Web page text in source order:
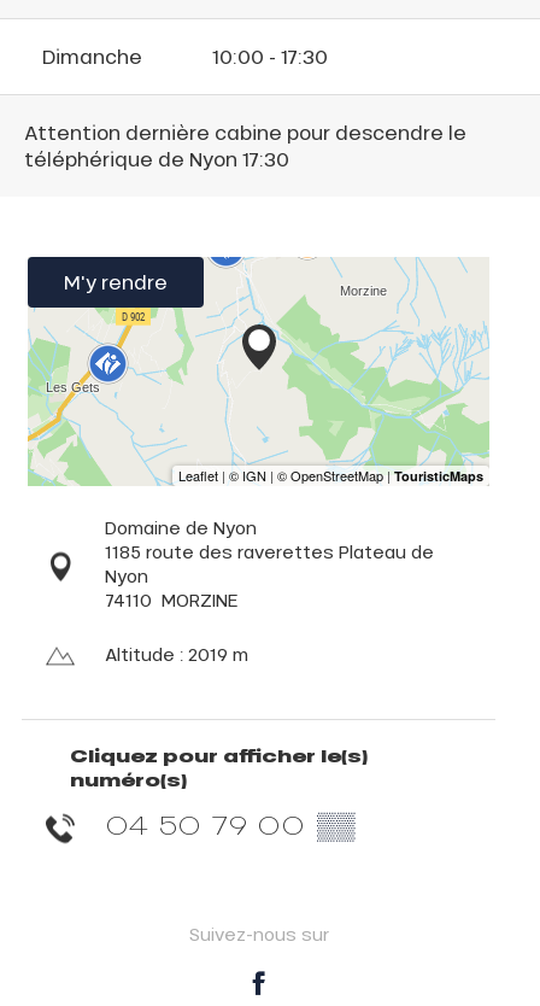
Dimanche 10:00 - 17:30
Attention dernière cabine pour descendre le
téléphérique de Nyon 17:30
M'y rendre
Domaine de Nyon
1185 route des raverettes Plateau de
Nyon
74110 MORZINE
Altitude : 2019 m
Cliquez pour afficher le(s)
numéro(s)
04 50 79 00 ▒▒
Suivez-nous sur